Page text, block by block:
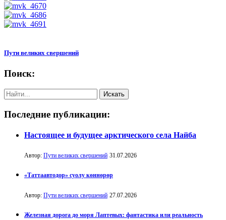
Пути великих свершений
Поиск:
Последние публикации:
Настоящее и будущее арктического села Найба
Автор: Пути великих свершений 31.07.2026
«Таттаавтодор» суолу көннөрөр
Автор: Пути великих свершений 27.07.2026
Железная дорога до моря Лаптевых: фантастика или реальность